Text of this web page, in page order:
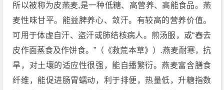
所以被称为皮燕麦,是一种低糖、高营养、高能食品。燕
麦性味甘平。能益脾养心、敛汗。有较高的营养价值。
可用于体虚自汗、盗汗或肺结核病人。煎汤服，或“舂去
皮作面蒸食及作饼食。”（《救荒本草》）.燕麦耐寒，抗
旱，对土壤的适应性很强，能自播繁衍。燕麦富含膳食
纤维，能促进肠胃蠕动，利于排便，热量低，升糖指数